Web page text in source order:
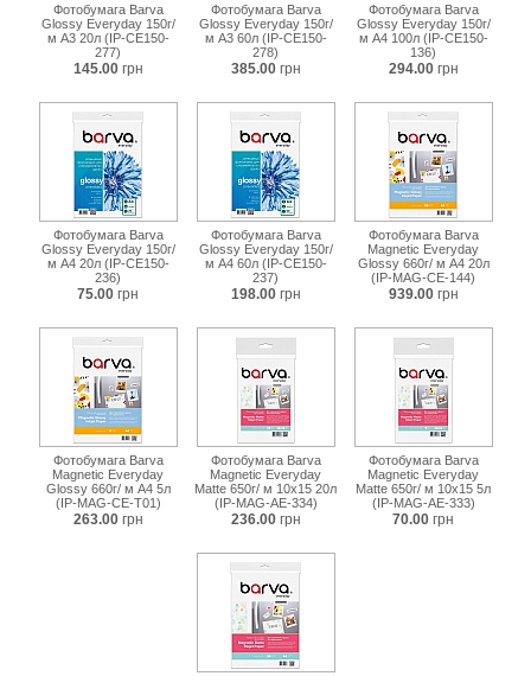
Фотобумага Barva
Glossy Everyday 150г/
м A3 20л (IP-CE150-
277)
145.00 грн
Фотобумага Barva
Glossy Everyday 150г/
м A3 60л (IP-CE150-
278)
385.00 грн
Фотобумага Barva
Glossy Everyday 150г/
м A4 100л (IP-CE150-
136)
294.00 грн
Фотобумага Barva
Glossy Everyday 150г/
м A4 20л (IP-CE150-
236)
75.00 грн
Фотобумага Barva
Glossy Everyday 150г/
м A4 60л (IP-CE150-
237)
198.00 грн
Фотобумага Barva
Magnetic Everyday
Glossy 660г/ м А4 20л
(IP-MAG-CE-144)
939.00 грн
Фотобумага Barva
Magnetic Everyday
Glossy 660г/ м А4 5л
(IP-MAG-CE-T01)
263.00 грн
Фотобумага Barva
Magnetic Everyday
Matte 650г/ м 10x15 20л
(IP-MAG-AE-334)
236.00 грн
Фотобумага Barva
Magnetic Everyday
Matte 650г/ м 10x15 5л
(IP-MAG-AE-333)
70.00 грн